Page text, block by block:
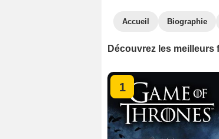
Accueil Biographie
Découvrez les meilleurs
1